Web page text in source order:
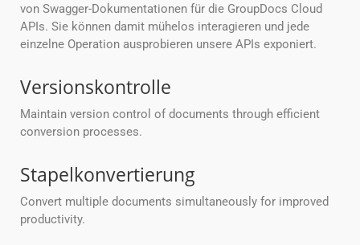
von Swagger-Dokumentationen für die GroupDocs Cloud
APIs. Sie können damit mühelos interagieren und jede
einzelne Operation ausprobieren unsere APIs exponiert.
Versionskontrolle
Maintain version control of documents through efficient
conversion processes.
Stapelkonvertierung
Convert multiple documents simultaneously for improved
productivity.